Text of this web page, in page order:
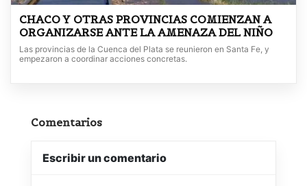
CHACO Y OTRAS PROVINCIAS COMIENZAN A
ORGANIZARSE ANTE LA AMENAZA DEL NIÑO
Las provincias de la Cuenca del Plata se reunieron en Santa Fe, y
empezaron a coordinar acciones concretas.
Comentarios
Escribir un comentario